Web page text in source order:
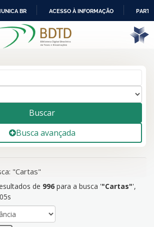
IR
PARA
BR ACESSO À INFORMAÇÃO
de996para a busca ' "Cartas"'
Buscar
Busca avançada
"Cartas"
de 996 para a busca '"Cartas"',